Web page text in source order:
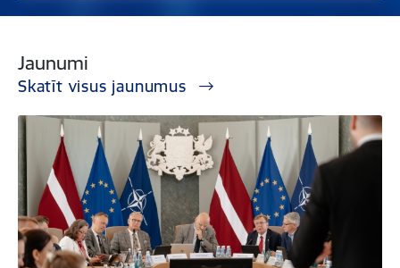
Jaunumi
Skatīt visus jaunumus